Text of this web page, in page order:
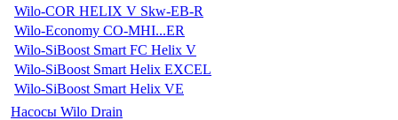
Wilo-COR HELIX V Skw-EB-R
Wilo-Economy CO-MHI...ER
Wilo-SiBoost Smart FC Helix V
Wilo-SiBoost Smart Helix EXCEL
Wilo-SiBoost Smart Helix VE
Насосы Wilo Drain